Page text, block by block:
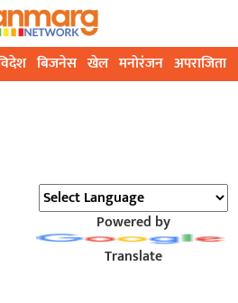
बिजनेस खेल मनोरंजन अपराजिता
Powered by
Translate